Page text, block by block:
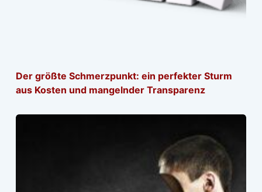
Der größte Schmerzpunkt: ein perfekter Sturm
aus Kosten und mangelnder Transparenz